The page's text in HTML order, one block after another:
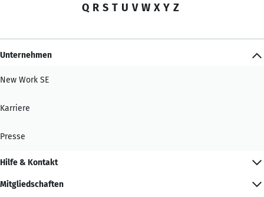
Q R S T U V W X Y Z
Unternehmen
New Work SE
Karriere
Presse
Hilfe & Kontakt
Mitgliedschaften